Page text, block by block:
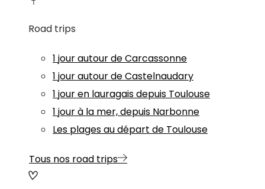
Road trips
1 jour autour de Carcassonne
1 jour autour de Castelnaudary
1 jour en lauragais depuis Toulouse
1 jour à la mer, depuis Narbonne
Les plages au départ de Toulouse
Tous nos road trips